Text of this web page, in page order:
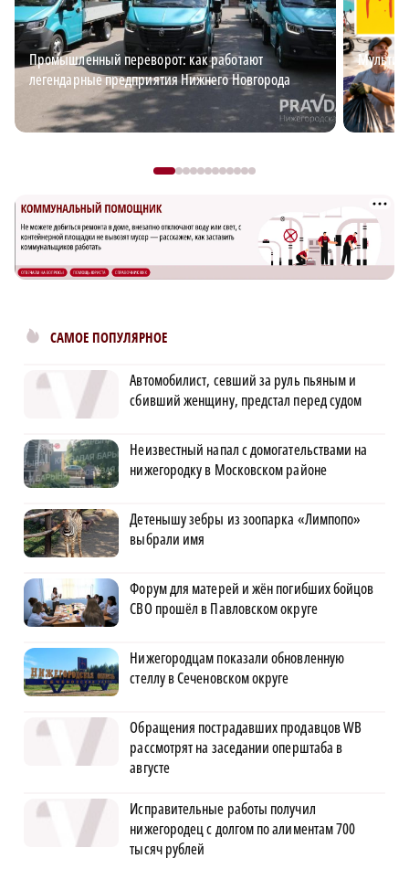
Промышленный переворот: как работают
легендарные предприятия Нижнего Новгорода
САМОЕ ПОПУЛЯРНОЕ
Автомобилист, севший за руль пьяным и
сбивший женщину, предстал перед судом
Неизвестный напал с домогательствами на
нижегородку в Московском районе
Детенышу зебры из зоопарка «Лимпопо»
выбрали имя
Форум для матерей и жён погибших бойцов
СВО прошёл в Павловском округе
Нижегородцам показали обновленную
стеллу в Сеченовском округе
Обращения пострадавших продавцов WB
рассмотрят на заседании оперштаба в
августе
Исправительные работы получил
нижегородец с долгом по алиментам 700
тысяч рублей